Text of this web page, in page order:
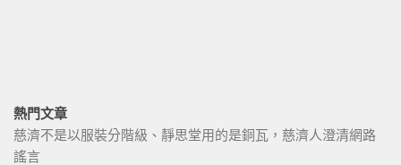
熱門文章
慈濟不是以服裝分階級、靜思堂用的是銅瓦，慈濟人澄清網路
謠言